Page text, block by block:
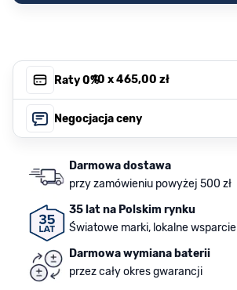
Raty 0%, 10 x465,00 zł
Negocjacja ceny
Darmowa dostawa
przy zamówieniu powyżej 500 zł
35 lat na Polskim rynku
Światowe marki, lokalne wsparcie
Darmowa wymiana baterii
przez cały okres gwarancji